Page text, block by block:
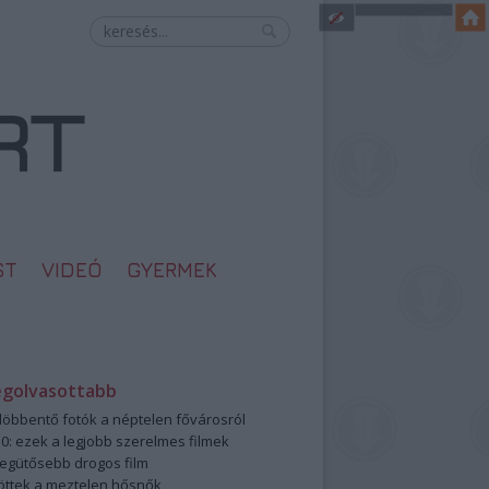
VIDEÓ GYERMEK
fotók a néptelen fővárosról
ezek a legjobb szerelmes filmek
drogos film
a meztelen hősnők